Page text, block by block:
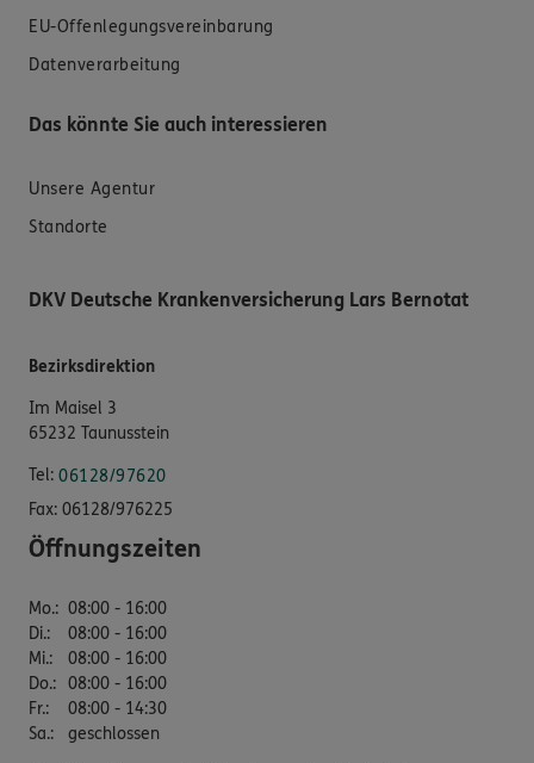
EU-Offenlegungsvereinbarung
Datenverarbeitung
Das könnte Sie auch interessieren
Unsere Agentur
Standorte
DKV Deutsche Krankenversicherung Lars Bernotat
Bezirksdirektion
Im Maisel 3
65232 Taunusstein
Tel: 06128/97620
Fax: 06128/976225
Öffnungszeiten
Mo.: 08:00 - 16:00
Di.:
08:00 - 16:00
Mi.:
08:00 - 16:00
Do.: 08:00 - 16:00
Fr.:
08:00 - 14:30
Sa.: geschlossen